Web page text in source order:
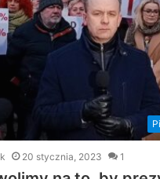
20 stycznia, 2023 1